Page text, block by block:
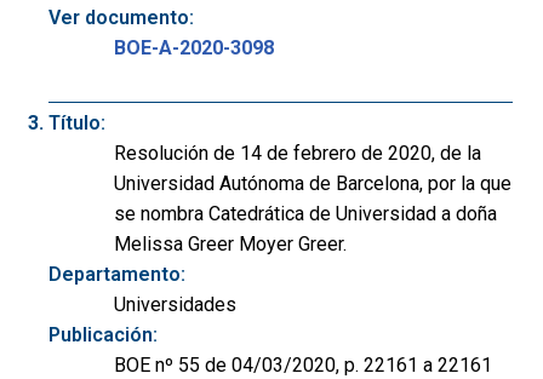
Ver documento:
BOE-A-2020-3098
Título:
Resolución de 14 de febrero de 2020, de la
Universidad Autónoma de Barcelona, por la que
se nombra Catedrática de Universidad a doña
Melissa Greer Moyer Greer.
Departamento:
Universidades
Publicación:
BOE nº 55 de 04/03/2020, p. 22161 a 22161